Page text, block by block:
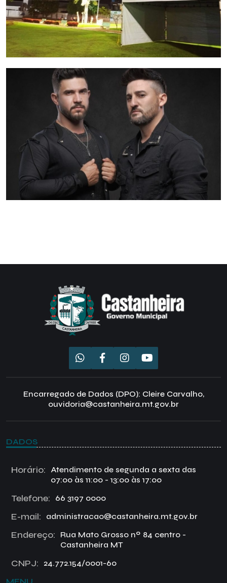
Encarregado de Dados (DPO): Cleire Carvalho,
ouvidoria@castanheira.mt.gov.br
DADOS
Horário:
Atendimento de segunda a sexta das
07:00 às 11:00 - 13:00 às 17:00
Telefone: 66 3197 0000
E-mail: administracao@castanheira.mt.gov.br
Endereço:
Rua Mato Grosso nº 84 centro -
Castanheira MT
CNPJ: 24.772.154/0001-60